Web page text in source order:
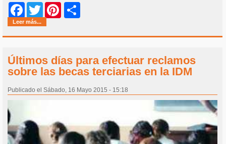
Facebook
Twitter Pinterest
Leer más...
Últimos días para efectuar reclamos
sobre las becas terciarias en la IDM
Publicado el Sábado, 16 Mayo 2015 - 15:18